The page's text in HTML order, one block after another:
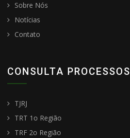
Sobre Nós
Notícias
Contato
CONSULTA PROCESSOS
TJRJ
TRT 1o Região
TRF 2o Região